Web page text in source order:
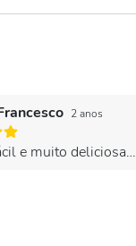
2 anos
e muito deliciosa…